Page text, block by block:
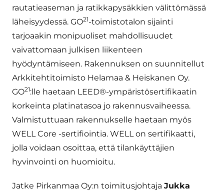
rautatieaseman ja ratikkapysäkkien välittömässä
läheisyydessä. GO21-toimistotalon sijainti
tarjoaakin monipuoliset mahdollisuudet
vaivattomaan julkisen liikenteen
hyödyntämiseen. Rakennuksen on suunnitellut
Arkkitehtitoimisto Helamaa & Heiskanen Oy.
GO21:lle haetaan LEED®-ympäristösertifikaatin
korkeinta platinatasoa jo rakennusvaiheessa.
Valmistuttuaan rakennukselle haetaan myös
WELL Core -sertifiointia. WELL on sertifikaatti,
jolla voidaan osoittaa, että tilankäyttäjien
hyvinvointi on huomioitu.
Jatke Pirkanmaa Oy:n toimitusjohtaja Jukka